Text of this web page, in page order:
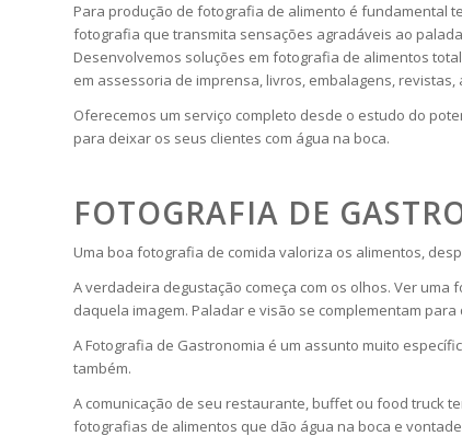
Para produção de fotografia de alimento é fundamental
fotografia que transmita sensações agradáveis ao
Desenvolvemos soluções em fotografia de alimentos
em assessoria de imprensa, livros, embalagens,
Oferecemos um serviço completo desde o estudo do
para deixar os seus clientes com água na boca.
FOTOGRAFIA DE
Uma boa fotografia de comida valoriza os alimentos,
A verdadeira degustação começa com os olhos. Ver
daquela imagem. Paladar e visão se complementam
A Fotografia de Gastronomia é um assunto muito
também.
A comunicação de seu restaurante, buffet ou food truck
fotografias de alimentos que dão água na boca e